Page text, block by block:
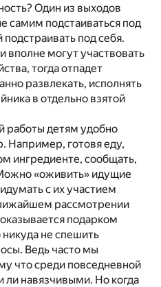
Один из выходов
самим подстаиваться под
под себя.
вполне могут участвовать
тогда отпадет
развлекать, исполнять
в отдельно взятой
работы детям удобно
Например, готовя еду,
ингредиенте, сообщать,
«оживить» идущие
с их участием
рассмотрении
подарком
не спешить
Ведь часто мы
что среди повседневной
ли навязчивыми. Но когда